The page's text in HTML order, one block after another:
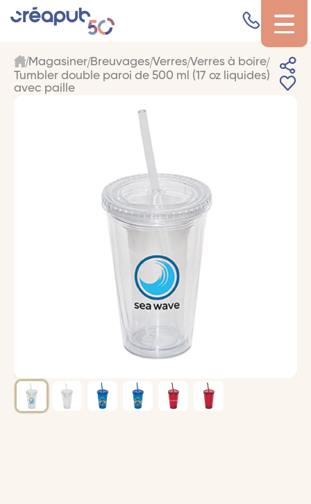
Magasiner Breuvages Verres Verres à boire
Tumbler double paroi de 500 ml (17 oz liquides)
avec paille